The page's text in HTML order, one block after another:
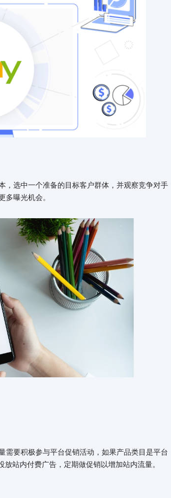
，选中一个准备的目标客户群体，并观察竞争对手
多曝光机会。
需要积极参与平台促销活动，如果产品类目是平台
站内付费广告，定期做促销以增加站内流量。